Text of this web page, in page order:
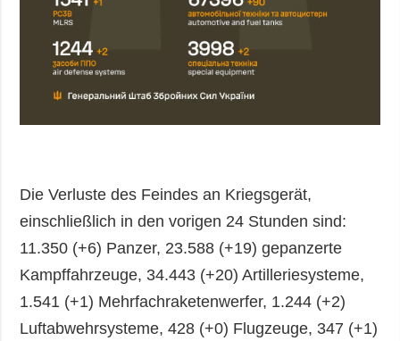
Die Verluste des Feindes an Kriegsgerät,
einschließlich in den vorigen 24 Stunden sind:
11.350 (+6) Panzer, 23.588 (+19) gepanzerte
Kampffahrzeuge, 34.443 (+20) Artilleriesysteme,
1.541 (+1) Mehrfachraketenwerfer, 1.244 (+2)
Luftabwehrsysteme, 428 (+0) Flugzeuge, 347 (+1)